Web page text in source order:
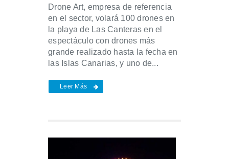
Drone Art, empresa de referencia
en el sector, volará 100 drones en
la playa de Las Canteras en el
espectáculo con drones más
grande realizado hasta la fecha en
las Islas Canarias, y uno de...
Leer Más